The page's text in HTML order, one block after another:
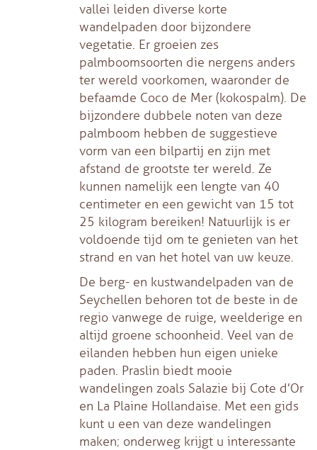
vallei leiden diverse korte
wandelpaden door bijzondere
vegetatie. Er groeien zes
palmboomsoorten die nergens anders
ter wereld voorkomen, waaronder de
befaamde Coco de Mer (kokospalm). De
bijzondere dubbele noten van deze
palmboom hebben de suggestieve
vorm van een bilpartij en zijn met
afstand de grootste ter wereld. Ze
kunnen namelijk een lengte van 40
centimeter en een gewicht van 15 tot
25 kilogram bereiken! Natuurlijk is er
voldoende tijd om te genieten van het
strand en van het hotel van uw keuze.
De berg- en kustwandelpaden van de
Seychellen behoren tot de beste in de
regio vanwege de ruige, weelderige en
altijd groene schoonheid. Veel van de
eilanden hebben hun eigen unieke
paden. Praslin biedt mooie
wandelingen zoals Salazie bij Cote d’Or
en La Plaine Hollandaise. Met een gids
kunt u een van deze wandelingen
maken; onderweg krijgt u interessante